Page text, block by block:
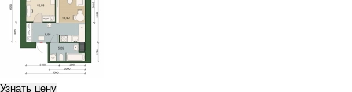
Узнать цену